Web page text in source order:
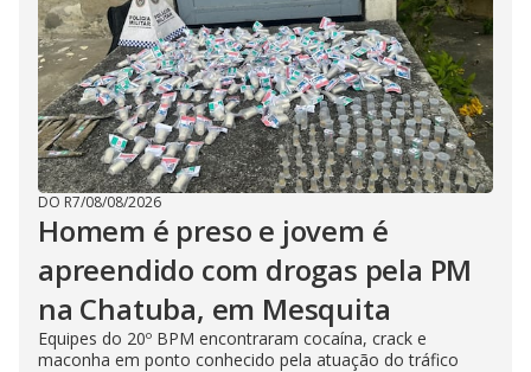
DO R7/08/08/2026
Homem é preso e jovem é
apreendido com drogas pela PM
na Chatuba, em Mesquita
Equipes do 20º BPM encontraram cocaína, crack e
maconha em ponto conhecido pela atuação do tráfico